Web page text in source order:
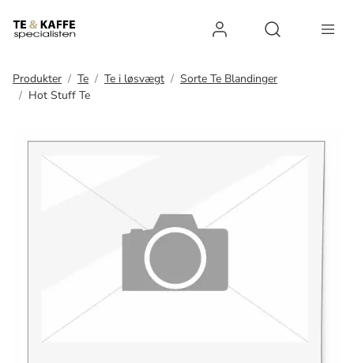
Log ind
Produkter Te Te i løsvægt
Sorte Te Blandinger
Hot Stuff Te